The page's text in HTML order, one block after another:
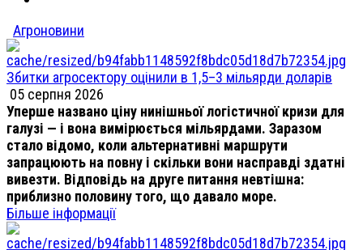
Агроновини
Збитки агросектору оцінили в 1,5–3 мільярди доларів
05 серпня 2026
Уперше названо ціну нинішньої логістичної кризи для
галузі — і вона вимірюється мільярдами. Заразом
стало відомо, коли альтернативні маршрути
запрацюють на повну і скільки вони насправді здатні
вивезти. Відповідь на друге питання невтішна:
приблизно половину того, що давало море.
Більше інформації